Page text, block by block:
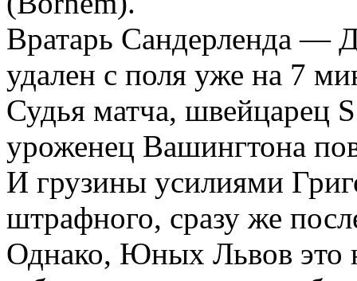
Вратарь Сандерленда
удален с поля уже на 7
Судья матча, швейцарец
уроженец Вашингтона
И грузины усилиями
штрафного, сразу же
Однако, Юных Львов это